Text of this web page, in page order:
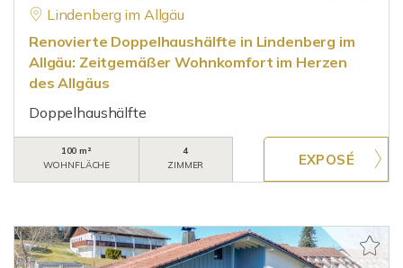
Lindenberg im Allgäu
Renovierte Doppelhaushälfte in Lindenberg im
Allgäu: Zeitgemäßer Wohnkomfort im Herzen
des Allgäus
Doppelhaushälfte
100 m²
WOHNFLÄCHE
4
ZIMMER